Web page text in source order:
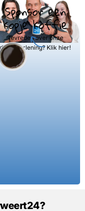
Sponsor een
kopje koffie
Tevreden over onze
dienstverlening? Klik hier!